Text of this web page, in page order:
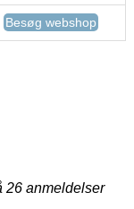
Besøg webshop
26 anmeldelser